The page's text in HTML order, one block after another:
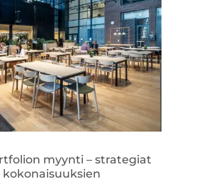
myynti – strategiat